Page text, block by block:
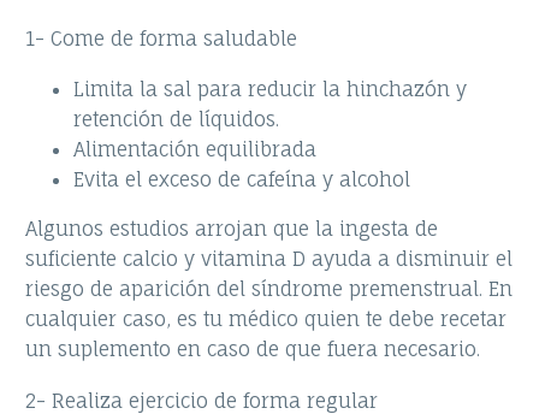
1- Come de forma saludable
Limita la sal para reducir la hinchazón y
retención de líquidos.
Alimentación equilibrada
Evita el exceso de cafeína y alcohol
Algunos estudios arrojan que la ingesta de
suficiente calcio y vitamina D ayuda a disminuir el
riesgo de aparición del síndrome premenstrual. En
cualquier caso, es tu médico quien te debe recetar
un suplemento en caso de que fuera necesario.
2- Realiza ejercicio de forma regular